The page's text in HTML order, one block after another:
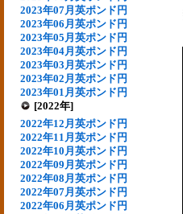
2023年07月英ポンド円
2023年06月英ポンド円
2023年05月英ポンド円
2023年04月英ポンド円
2023年03月英ポンド円
2023年02月英ポンド円
2023年01月英ポンド円
[2022年]
2022年12月英ポンド円
2022年11月英ポンド円
2022年10月英ポンド円
2022年09月英ポンド円
2022年08月英ポンド円
2022年07月英ポンド円
2022年06月英ポンド円